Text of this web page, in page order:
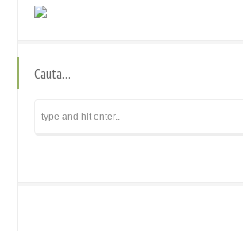
Cauta…